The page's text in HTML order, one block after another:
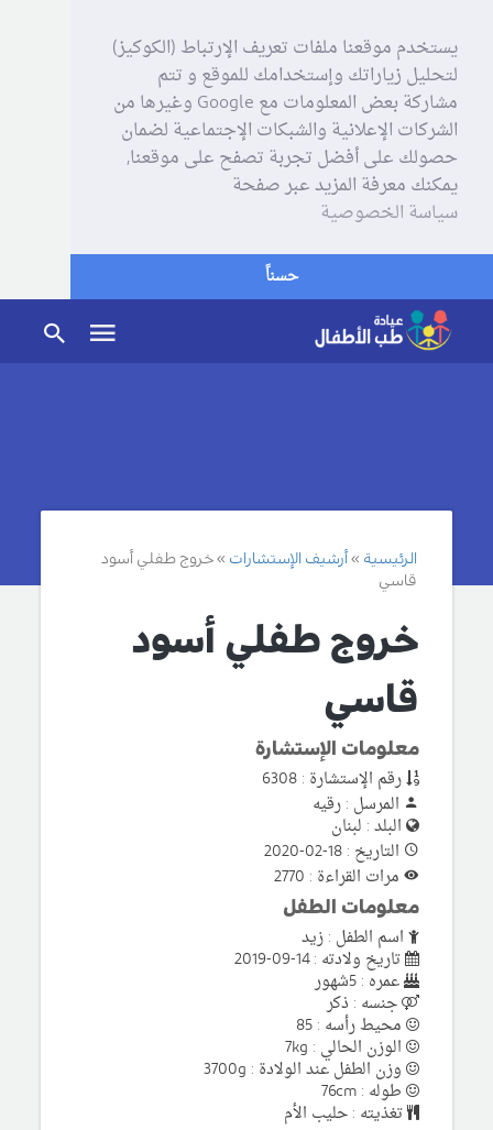
يستخدم موقعنا ملفات تعريف الإرتباط (الكوكيز)
لتحليل زياراتك وإستخدامك للموقع و تتم
مشاركة بعض المعلومات مع Google وغيرها من
الشركات الإعلانية والشبكات الإجتماعية لضمان
حصولك على أفضل تجربة تصفح على موقعنا,
يمكنك معرفة المزيد عبر صفحة
سياسة الخصوصية
حسناً
الرئيسية أرشيف الإستشارات
خروج طفلي أسود
قاسي
خروج طفلي أسود
قاسي
معلومات الإستشارة
رقم الإستشارة : 6308
المرسل : رقيه
البلد : لبنان
التاريخ : 18-02-2020
مرات القراءة : 2770
معلومات الطفل
اسم الطفل : زيد
تاريخ ولادته : 14-09-2019
عمره : 5شهور
جنسه : ذكر
محيط رأسه : 85
الوزن الحالي : 7kg
وزن الطفل عند الولادة : 3700g
طوله : 76cm
تغذيته : حليب الأم